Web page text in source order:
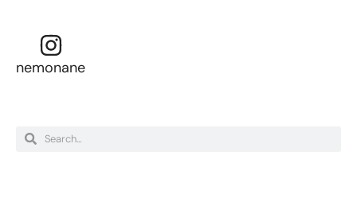
nemonane